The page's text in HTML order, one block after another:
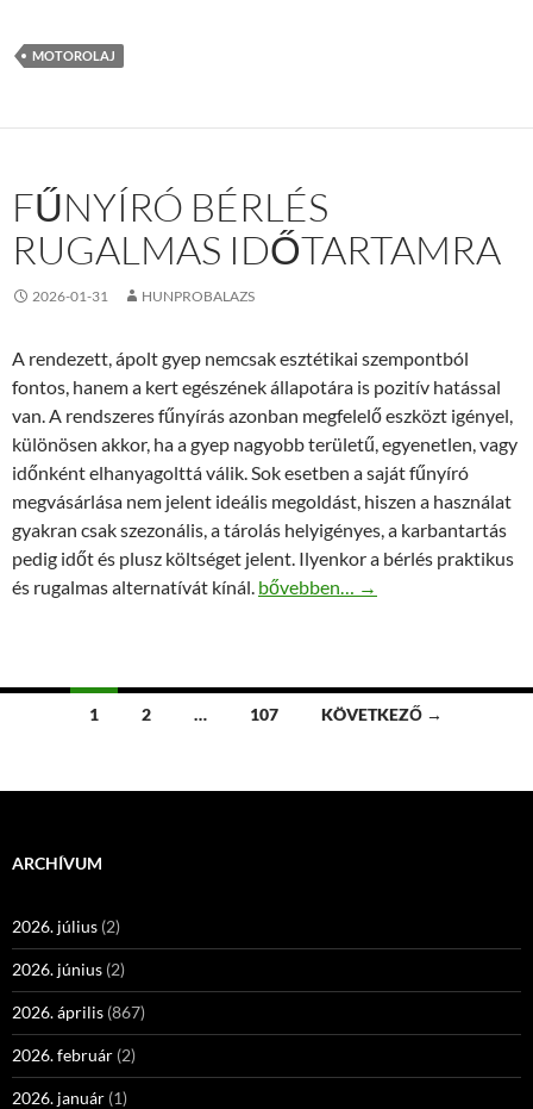
MOTOROLAJ
FŰNYÍRÓ BÉRLÉS
RUGALMAS IDŐTARTAMRA
2026-01-31 HUNPROBALAZS
A rendezett, ápolt gyep nemcsak esztétikai szempontból
fontos, hanem a kert egészének állapotára is pozitív hatással
van. A rendszeres fűnyírás azonban megfelelő eszközt igényel,
különösen akkor, ha a gyep nagyobb területű, egyenetlen, vagy
időnként elhanyagolttá válik. Sok esetben a saját fűnyíró
megvásárlása nem jelent ideális megoldást, hiszen a használat
gyakran csak szezonális, a tárolás helyigényes, a karbantartás
pedig időt és plusz költséget jelent. Ilyenkor a bérlés praktikus
és rugalmas alternatívát kínál. Fűnyíró bérlés rugalmas
bővebben… →
Bejegyzés
1 2 … 107 KÖVETKEZŐ →
ARCHÍVUM
2026. július (2)
2026. június (2)
2026. április (867)
2026. február (2)
2026. január (1)